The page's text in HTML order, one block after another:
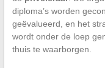
diploma’s worden
geëvalueerd, en het
wordt onder de loep
thuis te waarborgen.